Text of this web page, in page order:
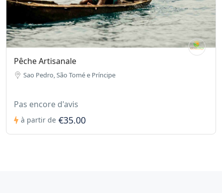
Pêche Artisanale
Sao Pedro, São Tomé e Príncipe
Pas encore d'avis
à partir de €35.00